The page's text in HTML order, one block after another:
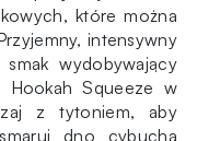
które można
intensywny
wydobywający
Hookah Squeeze w
z tytoniem, aby
dno cybucha